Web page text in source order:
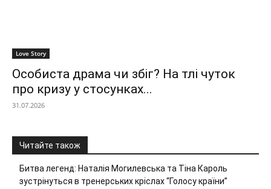
Love Story
Особиста драма чи збіг? На тлі чуток
про кризу у стосунках...
31.07.2026
Читайте також
Битва легенд: Наталія Могилевська та Тіна Кароль
зустрінуться в тренерських кріслах “Голосу країни”